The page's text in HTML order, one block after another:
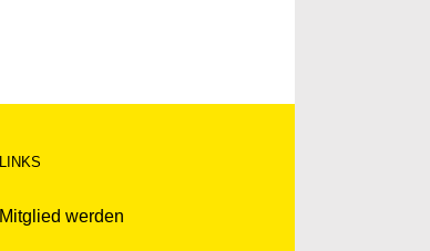
LINKS
Mitglied werden